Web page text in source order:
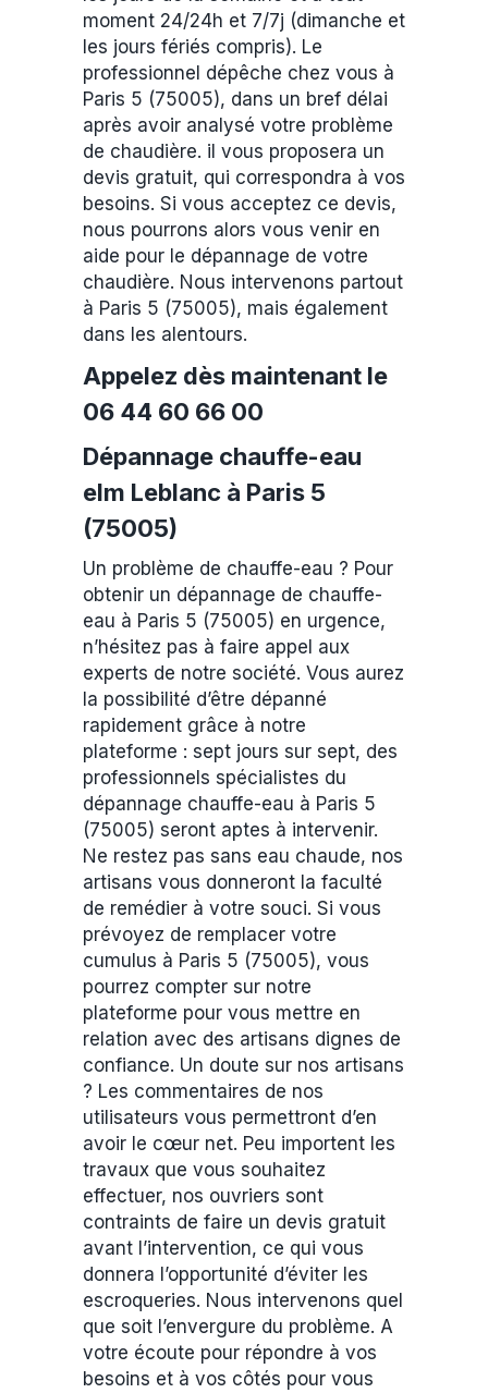
moment 24/24h et 7/7j (dimanche et
les jours fériés compris). Le
professionnel dépêche chez vous à
Paris 5 (75005), dans un bref délai
après avoir analysé votre problème
de chaudière. il vous proposera un
devis gratuit, qui correspondra à vos
besoins. Si vous acceptez ce devis,
nous pourrons alors vous venir en
aide pour le dépannage de votre
chaudière. Nous intervenons partout
à Paris 5 (75005), mais également
dans les alentours.
Appelez dès maintenant le
06 44 60 66 00
Dépannage chauffe-eau
elm Leblanc à Paris 5
(75005)
Un problème de chauffe-eau ? Pour
obtenir un dépannage de chauffe-
eau à Paris 5 (75005) en urgence,
n’hésitez pas à faire appel aux
experts de notre société. Vous aurez
la possibilité d’être dépanné
rapidement grâce à notre
plateforme : sept jours sur sept, des
professionnels spécialistes du
dépannage chauffe-eau à Paris 5
(75005) seront aptes à intervenir.
Ne restez pas sans eau chaude, nos
artisans vous donneront la faculté
de remédier à votre souci. Si vous
prévoyez de remplacer votre
cumulus à Paris 5 (75005), vous
pourrez compter sur notre
plateforme pour vous mettre en
relation avec des artisans dignes de
confiance. Un doute sur nos artisans
? Les commentaires de nos
utilisateurs vous permettront d’en
avoir le cœur net. Peu importent les
travaux que vous souhaitez
effectuer, nos ouvriers sont
contraints de faire un devis gratuit
avant l’intervention, ce qui vous
donnera l’opportunité d’éviter les
escroqueries. Nous intervenons quel
que soit l’envergure du problème. A
votre écoute pour répondre à vos
besoins et à vos côtés pour vous